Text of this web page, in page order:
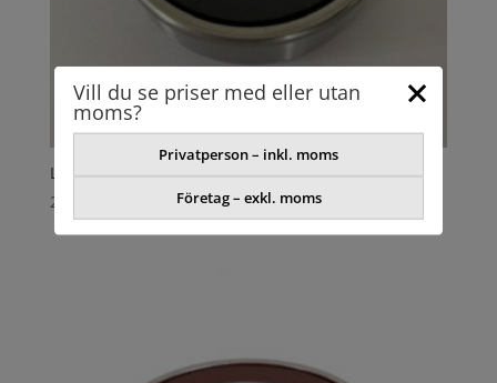
LAGER
220,89
exkl. moms
Vill du se priser med eller utan
moms?
Privatperson – inkl. moms
Företag – exkl. moms